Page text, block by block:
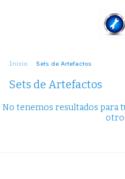
Inicio . Sets de Artefactos
Sets de Artefactos
No tenemos resultados para